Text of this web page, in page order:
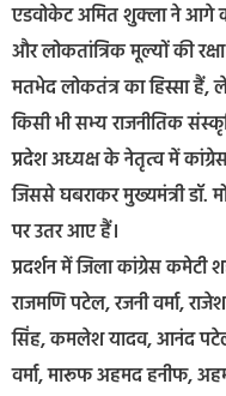
एडवोकेट अमित शुक्ला ने आगे
और लोकतांत्रिक मूल्यों की
मतभेद लोकतंत्र का हिस्सा हैं,
किसी भी सभ्य राजनीतिक
प्रदेश अध्यक्ष के नेतृत्व में
जिससे घबराकर मुख्यमंत्री डॉ.
पर उतर आए हैं।
प्रदर्शन में जिला कांग्रेस कमेटी
राजमणि पटेल, रजनी वर्मा,
सिंह, कमलेश यादव, आनंद पटेल,
वर्मा, मारूफ अहमद हनीफ,